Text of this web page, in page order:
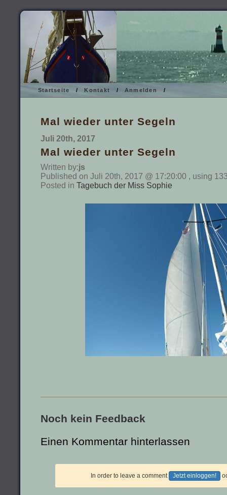
Startseite / Kontakt / Anmelden /
Mal wieder unter Segeln
Juli 20th, 2017
Mal wieder unter Segeln
Written by:js
Published on Juli 20th, 2017 @ 17:20:00 , using
Posted in Tagebuch der Miss Sophie
Noch kein Feedback
Einen Kommentar hinterlassen
In order to leave a comment Jetzt einloggen!